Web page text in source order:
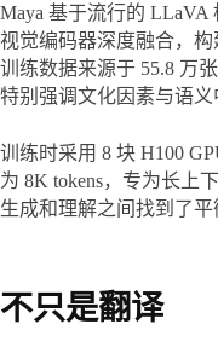
Maya 基于流行的 LLaVA
视觉编码器深度融合，构
训练数据来源于 55.8 万
特别强调文化因素与语义
训练时采用 8 块 H100
为 8K tokens，专为长上
生成和理解之间找到了平
不只是翻译